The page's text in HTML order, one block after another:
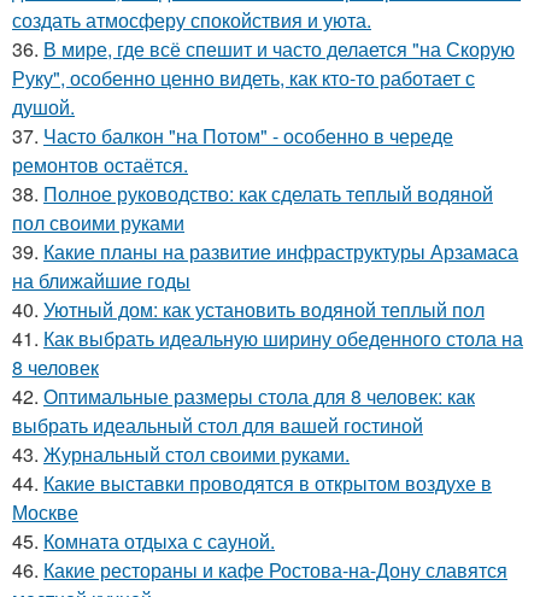
создать атмосферу спокойствия и уюта.
36. В мире, где всё спешит и часто делается "на Скорую
Руку", особенно ценно видеть, как кто-то работает с
душой.
37. Часто балкон "на Потом" - особенно в череде
ремонтов остаётся.
38. Полное руководство: как сделать теплый водяной
пол своими руками
39. Какие планы на развитие инфраструктуры Арзамаса
на ближайшие годы
40. Уютный дом: как установить водяной теплый пол
41. Как выбрать идеальную ширину обеденного стола на
8 человек
42. Оптимальные размеры стола для 8 человек: как
выбрать идеальный стол для вашей гостиной
43. Журнальный стол своими руками.
44. Какие выставки проводятся в открытом воздухе в
Москве
45. Комната отдыха с сауной.
46. Какие рестораны и кафе Ростова-на-Дону славятся